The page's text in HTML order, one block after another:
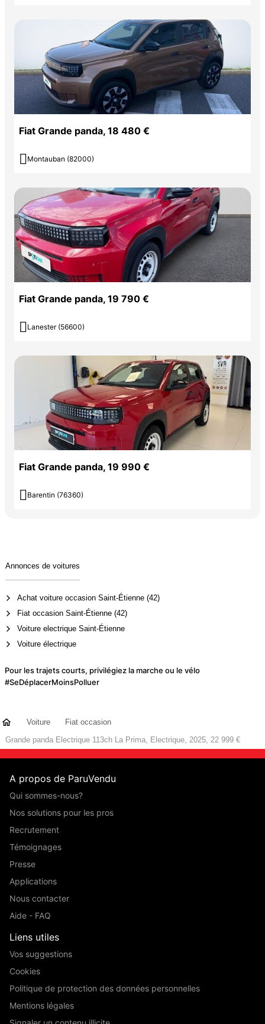
Fiat Grande panda, 18 480 €
 Montauban (82000)
Fiat Grande panda, 19 790 €
 Lanester (56600)
Fiat Grande panda, 19 990 €
 Barentin (76360)
Annonces de voitures
Achat voiture occasion Saint-Étienne (42)
Fiat occasion Saint-Étienne (42)
Voiture electrique Saint-Étienne
Voiture électrique
Pour les trajets courts, privilégiez la marche ou le vélo
#SeDéplacerMoinsPolluer
Voiture
Fiat occasion
Grande panda Electrique 113ch La Prima, Electrique, 2025, 22 999 €
A propos de ParuVendu
Qui sommes-nous?
Nos solutions pour les pros
Recrutement
Témoignages
Presse
Applications
Nous contacter
Aide - FAQ
Liens utiles
Vos suggestions
Cookies
Politique de protection des données personnelles
Mentions légales